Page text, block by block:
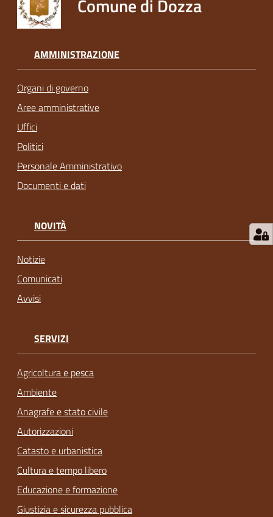
Comune di Dozza
AMMINISTRAZIONE
Organi di governo
Aree amministrative
Uffici
Politici
Personale Amministrativo
Documenti e dati
NOVITÀ
Notizie
Comunicati
Avvisi
SERVIZI
Agricoltura e pesca
Ambiente
Anagrafe e stato civile
Autorizzazioni
Catasto e urbanistica
Cultura e tempo libero
Educazione e formazione
Giustizia e sicurezza pubblica